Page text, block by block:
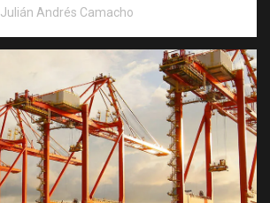
Julián Andrés Camacho